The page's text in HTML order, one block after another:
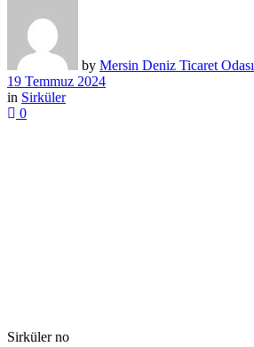
by Mersin Deniz Ticaret Odası
19 Temmuz 2024
in Sirküler
0
Sirküler no